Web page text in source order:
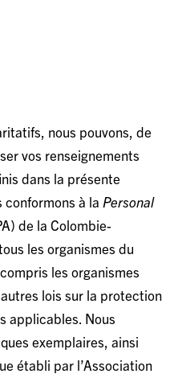
nous pouvons, de
vos renseignements
dans la présente
conformons à la Personal
de la Colombie-
les organismes du
les organismes
lois sur la protection
applicables. Nous
exemplaires, ainsi
établi par l’Association